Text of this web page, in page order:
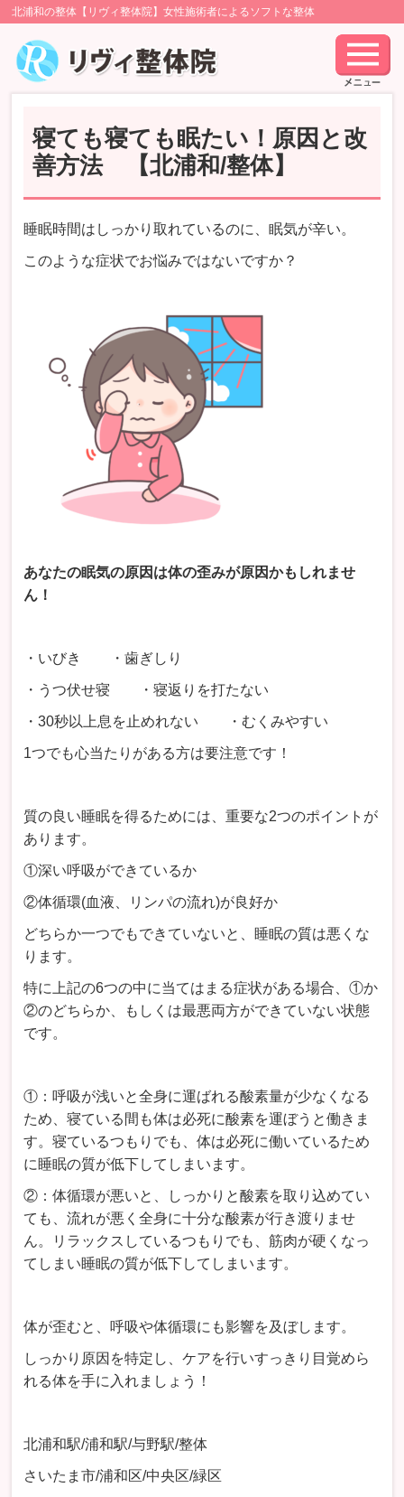
北浦和の整体【リヴィ整体院】女性施術者によるソフトな整体
寝ても寝ても眠たい！原因と改
善方法 【北浦和/整体】
睡眠時間はしっかり取れているのに、眠気が辛い。
このような症状でお悩みではないですか？
あなたの眠気の原因は体の歪みが原因かもしれませ
ん！
・いびき ・歯ぎしり
・うつ伏せ寝 ・寝返りを打たない
・30秒以上息を止めれない ・むくみやすい
1つでも心当たりがある方は要注意です！
質の良い睡眠を得るためには、重要な2つのポイントが
あります。
①深い呼吸ができているか
②体循環(血液、リンパの流れ)が良好か
どちらか一つでもできていないと、睡眠の質は悪くな
ります。
特に上記の6つの中に当てはまる症状がある場合、①か
②のどちらか、もしくは最悪両方ができていない状態
です。
①：呼吸が浅いと全身に運ばれる酸素量が少なくなる
ため、寝ている間も体は必死に酸素を運ぼうと働きま
す。寝ているつもりでも、体は必死に働いているため
に睡眠の質が低下してしまいます。
②：体循環が悪いと、しっかりと酸素を取り込めてい
ても、流れが悪く全身に十分な酸素が行き渡りませ
ん。リラックスしているつもりでも、筋肉が硬くなっ
てしまい睡眠の質が低下してしまいます。
体が歪むと、呼吸や体循環にも影響を及ぼします。
しっかり原因を特定し、ケアを行いすっきり目覚めら
れる体を手に入れましょう！
北浦和駅/浦和駅/与野駅/整体
さいたま市/浦和区/中央区/緑区